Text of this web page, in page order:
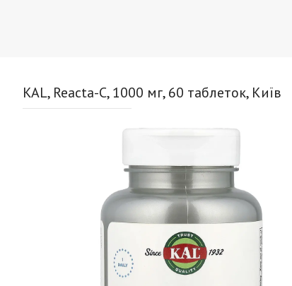
KAL, Reacta-C, 1000 мг, 60 таблеток, Київ